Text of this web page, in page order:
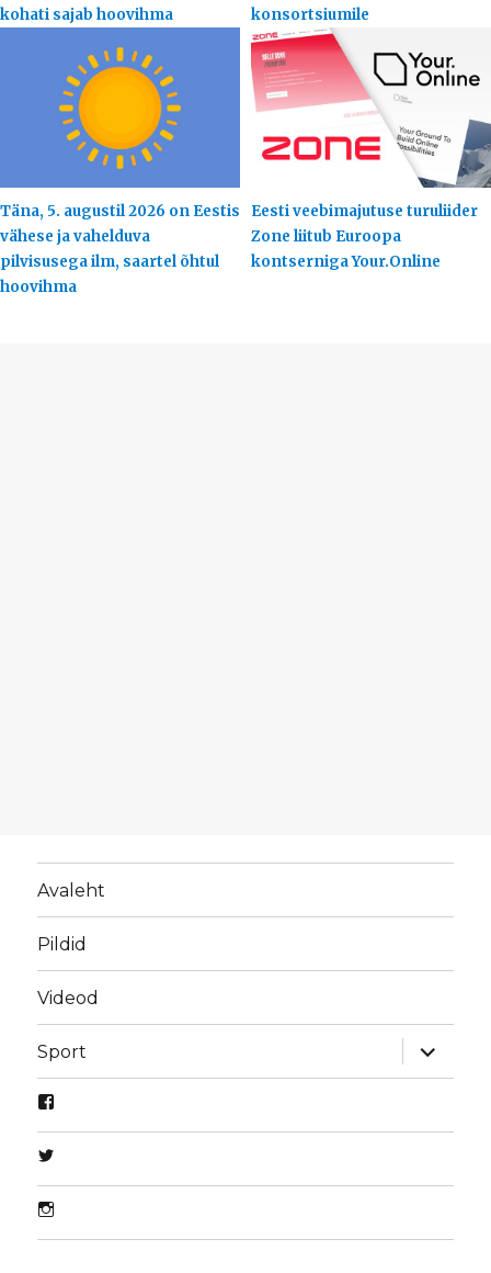
kohati sajab hoovihma
konsortsiumile
Täna, 5. augustil 2026 on Eestis
vähese ja vahelduva
pilvisusega ilm, saartel õhtul
hoovihma
Eesti veebimajutuse turuliider
Zone liitub Euroopa
kontserniga Your.Online
Avaleht
Pildid
Videod
Sport
laienda